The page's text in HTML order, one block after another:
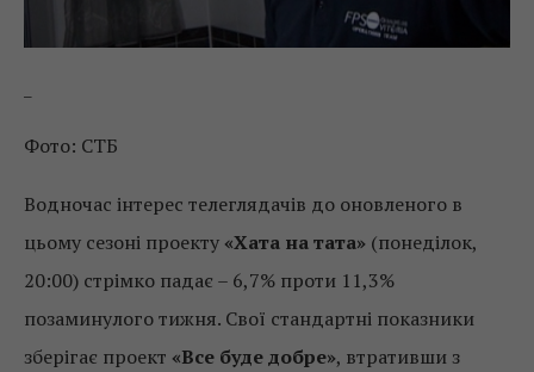
Фото: СТБ
Водночас інтерес телеглядачів до оновленого в
цьому сезоні проекту «Хата на тата» (понеділок,
20:00) стрімко падає – 6,7% проти 11,3%
позаминулого тижня. Свої стандартні показники
зберігає проект «Все буде добре», втративши з